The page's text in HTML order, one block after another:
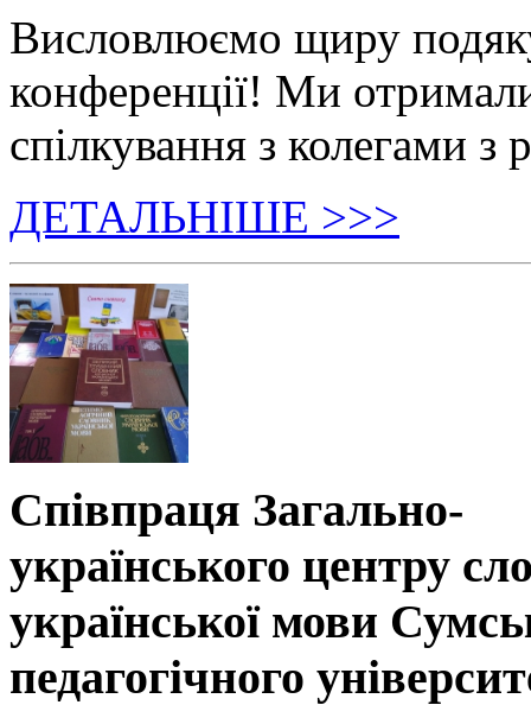
Висловлюємо щиру
конференції! Ми
спілкування з колегами з
ДЕТАЛЬНІШЕ >>>
Співпраця Загально-
українського центру
української мови
педагогічного